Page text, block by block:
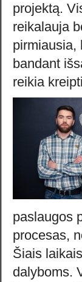
projektą.
reikalauja
pirmiausia,
bandant
reikia
paslaugos
procesas,
Šiais
dalyboms.